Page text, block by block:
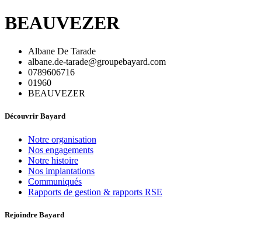
BEAUVEZER
Albane De Tarade
albane.de-tarade@groupebayard.com
0789606716
01960
BEAUVEZER
Découvrir Bayard
Notre organisation
Nos engagements
Notre histoire
Nos implantations
Communiqués
Rapports de gestion & rapports RSE
Rejoindre Bayard